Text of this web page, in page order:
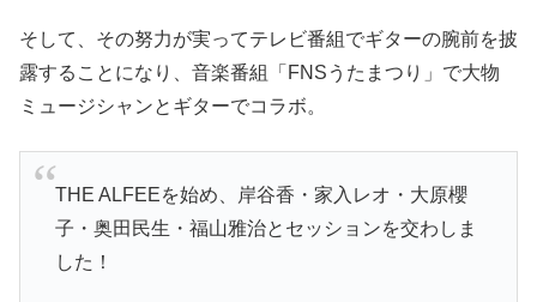
そして、その努力が実ってテレビ番組でギターの腕前を披
露することになり、音楽番組「FNSうたまつり」で大物
ミュージシャンとギターでコラボ。
THE ALFEEを始め、岸谷香・家入レオ・大原櫻
子・奥田民生・福山雅治とセッションを交わしま
した！